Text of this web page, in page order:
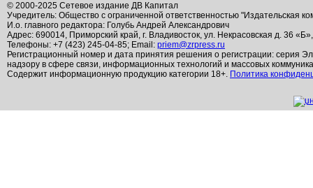
© 2000-2025 Сетевое издание ДВ Капитал
Учредитель: Общество с ограниченной ответственностью "Издательская
И.о. главного редактора: Голубь Андрей Александрович
Адрес: 690014, Приморский край, г. Владивосток, ул. Некрасовская д. 36
Телефоны: +7 (423) 245-04-85; Email: priem@zrpress.ru
Регистрационный номер и дата принятия решения о регистрации: серия
надзору в сфере связи, информационных технологий и массовых
Содержит информационную продукцию категории 18+. Политика